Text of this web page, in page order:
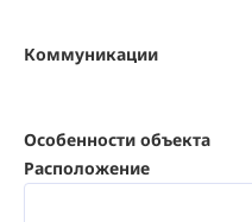
Коммуникации
Особенности объекта
Расположение